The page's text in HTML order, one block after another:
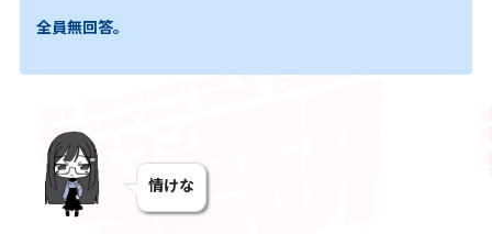
全員無回答。
情けな